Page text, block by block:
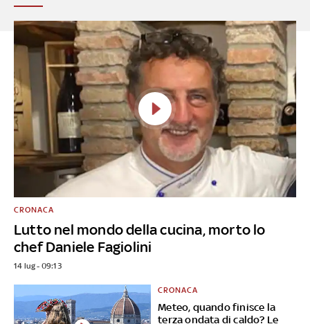
Lutto nel mondo della cucina, morto lo
chef Daniele Fagiolini
CRONACA
14 lug - 09:13
Meteo, quando finisce la
terza ondata di caldo? Le
CRONACA